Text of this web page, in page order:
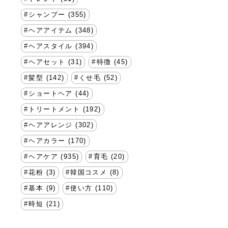
シャンプー (355)
ヘアアイテム (348)
ヘアスタイル (394)
ヘアセット (31) 特徴 (45)
髪型 (142) くせ毛 (52)
ショートヘア (44)
トリートメント (192)
ヘアアレンジ (302)
ヘアカラー (170)
ヘアケア (935) 育毛 (20)
花粉 (3) 韓国コスメ (8)
基本 (9) 使い方 (110)
時短 (21)